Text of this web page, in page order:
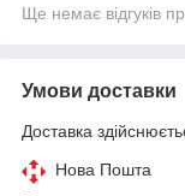
Ще немає відгуків
Умови доставки
Доставка
Нова Пошта